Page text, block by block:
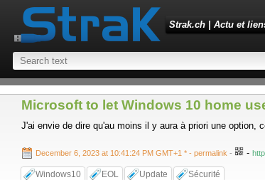
Strak.ch | Actu et
Microsoft to let Windows 10 home
J'ai envie de dire qu'au moins il y aura à priori une option,
December 6, 2023 at 10:41:24 PM GMT+1 * - permalink - -
Windows10 EOL Update Sécurité